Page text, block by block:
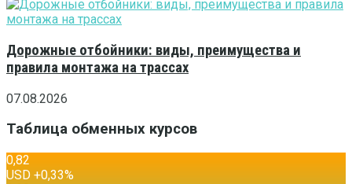
Дорожные отбойники: виды, преимущества и
правила монтажа на трассах
07.08.2026
Таблица обменных курсов
0,82
USD +0,33%